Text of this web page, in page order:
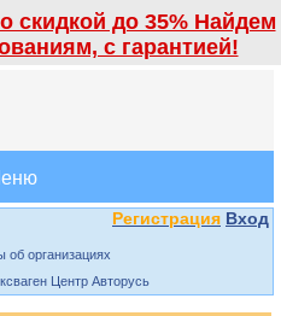
скидкой до 35% Найдем
с гарантией!
Регистрация Вход
об организациях
Центр Авторусь